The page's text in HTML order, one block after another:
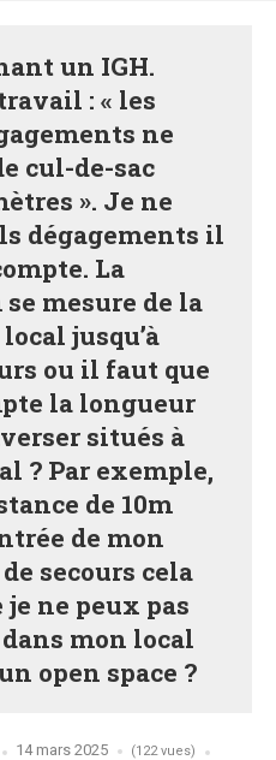
un IGH.
: « les
ne
cul-de-sac
». Je ne
dégagements il
La
mesure de la
jusqu’à
ou il faut que
la longueur
situés à
? Par exemple,
de 10m
de mon
secours cela
ne peux pas
mon local
open space ?
14 mars 2025 (122 vues)